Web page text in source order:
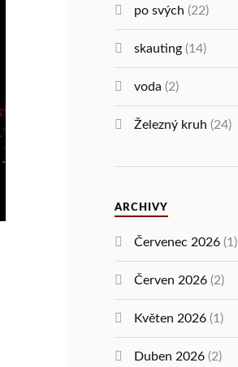
po svých (22)
skauting (14)
voda (2)
Železný kruh (24)
ARCHIVY
Červenec 2026 (1)
Červen 2026 (2)
Květen 2026 (1)
Duben 2026 (2)